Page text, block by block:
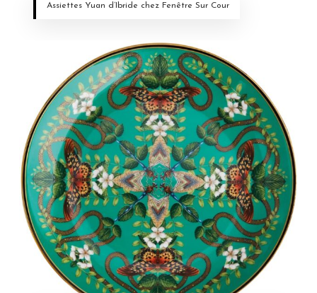
Assiettes Yuan d’Ibride chez Fenêtre Sur Cour